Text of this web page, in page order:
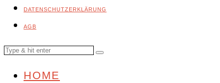
DATENSCHUTZERKLÄRUNG
AGB
HOME